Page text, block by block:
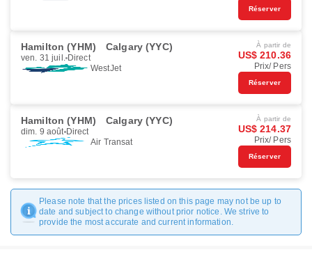
Réserver
Hamilton (YHM) Calgary (YYC)
ven. 31 juil. Direct
WestJet
À partir de
US$ 210.36
Prix/ Pers
Réserver
Hamilton (YHM) Calgary (YYC)
dim. 9 août Direct
Air Transat
À partir de
US$ 214.37
Prix/ Pers
Réserver
Please note that the prices listed on this page may not be up to
date and subject to change without prior notice. We strive to
provide the most accurate and current information.